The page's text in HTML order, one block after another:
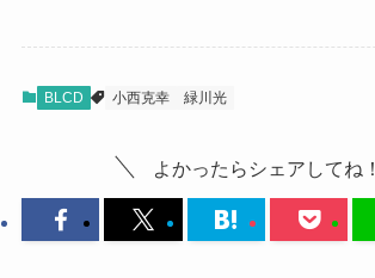
BLCD 小西克幸 緑川光
よかったらシェアしてね！